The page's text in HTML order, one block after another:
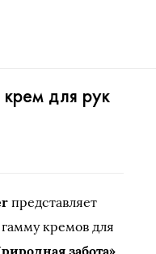
для рук
представляет
кремов для
забота»